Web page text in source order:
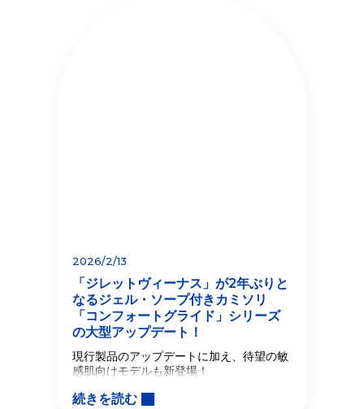
2026/2/13
「ジレットヴィーナス」が2年ぶりと
なるジェル・ソープ付きカミソリ
「コンフォートグライド」シリーズ
の大型アップデート！
現行製品のアップデートに加え、待望の敏
感肌向けモデルも新登場！
続きを読む